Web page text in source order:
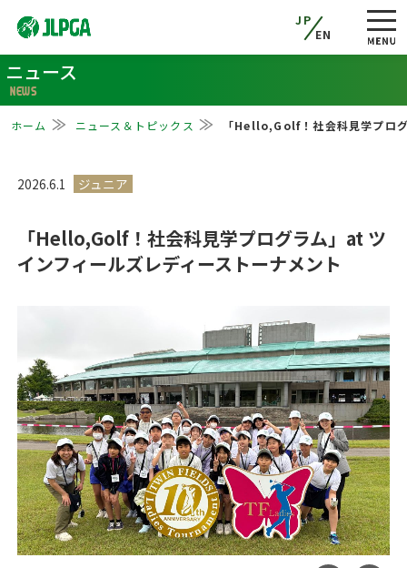
JP
EN
ニュース
NEWS
ホーム ニュース＆トピックス 「Hello,Golf！社会科見学プロ
2026.6.1
「Hello,Golf！社会科見学プログラム」at ツ
インフィールズレディーストーナメント